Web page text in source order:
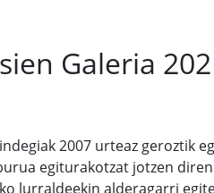
Galeria
2007 urteaz geroztik
egiturakotzat jotzen
lurraldeekin alderagarri